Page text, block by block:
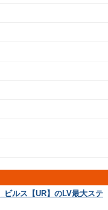
ビルス【UR】のLV最大ステ